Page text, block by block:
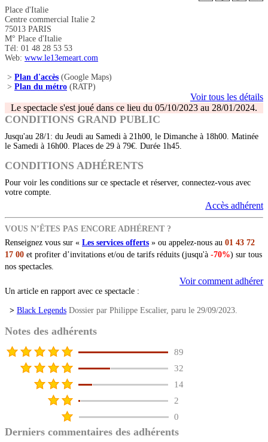
Place d'Italie
Centre commercial Italie 2
75013 PARIS
M° Place d'Italie
Tél: 01 48 28 53 53
Web: www.le13emeart.com
> Plan d'accès (Google Maps)
> Plan du métro (RATP)
Voir tous les détails
Le spectacle s'est joué dans ce lieu du 05/10/2023 au 28/01/2024.
CONDITIONS GRAND PUBLIC
Jusqu'au 28/1: du Jeudi au Samedi à 21h00, le Dimanche à 18h00. Matinée
le Samedi à 16h00. Places de 29 à 79€. Durée 1h45.
CONDITIONS ADHÉRENTS
Pour voir les conditions sur ce spectacle et réserver, connectez-vous avec
votre compte.
Accès adhérent
VOUS N’ÊTES PAS ENCORE ADHÉRENT ?
Renseignez vous sur « Les services offerts » ou appelez-nous au 01 43 72
17 00 et profiter d’invitations et/ou de tarifs réduits (jusqu'à -70%) sur tous
nos spectacles.
Voir comment adhérer
Un article en rapport avec ce spectacle :
> Black Legends Dossier par Philippe Escalier, paru le 29/09/2023.
Notes des adhérents
89
32
14
2
0
Derniers commentaires des adhérents